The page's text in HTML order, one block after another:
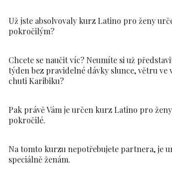
Už jste absolvovaly kurz Latino pro ženy
pokročilým?
Chcete se naučit víc? Neumíte si už
týden bez pravidelné dávky slunce, větru ve
chuti Karibiku?
Pak právě Vám je určen kurz Latino pro
pokročilé.
Na tomto kurzu nepotřebujete partnera, je
speciálně ženám.